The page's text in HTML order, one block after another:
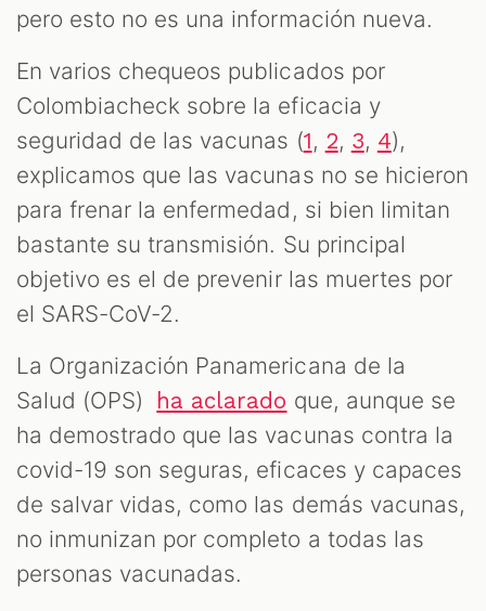
pero esto no es una información nueva.
En varios chequeos publicados por
Colombiacheck sobre la eficacia y
seguridad de las vacunas (1, 2, 3, 4),
explicamos que las vacunas no se hicieron
para frenar la enfermedad, si bien limitan
bastante su transmisión. Su principal
objetivo es el de prevenir las muertes por
el SARS-CoV-2.
La Organización Panamericana de la
Salud (OPS)
ha aclarado que, aunque se
ha demostrado que las vacunas contra la
covid-19 son seguras, eficaces y capaces
de salvar vidas, como las demás vacunas,
no inmunizan por completo a todas las
personas vacunadas.